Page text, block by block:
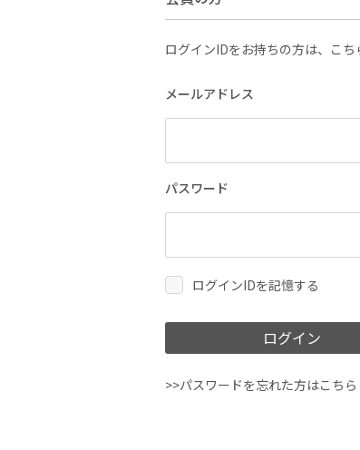
ログインIDをお持ちの方は、こち
メールアドレス
パスワード
ログインIDを記憶する
ログイン
>>パスワードを忘れた方はこちら